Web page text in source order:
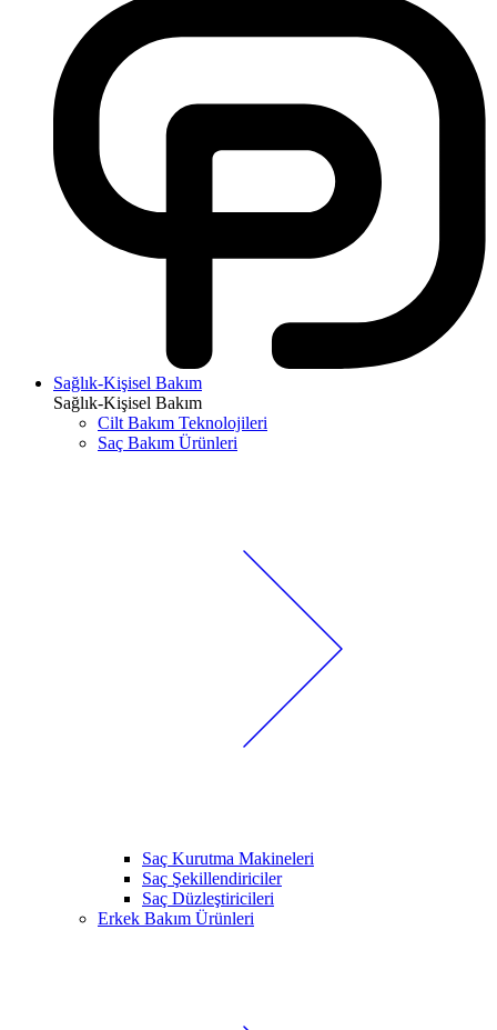
Sağlık-Kişisel Bakım
Sağlık-Kişisel Bakım
Cilt Bakım Teknolojileri
Saç Bakım Ürünleri
Saç Kurutma Makineleri
Saç Şekillendiriciler
Saç Düzleştiricileri
Erkek Bakım Ürünleri